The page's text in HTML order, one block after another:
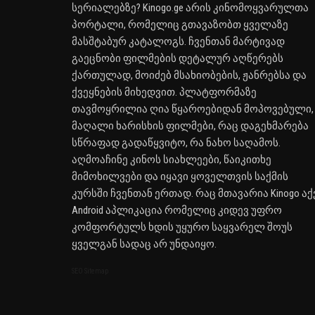
სერიალებზე? Kinogo.ge არის კინომოყვარულთა
პორტალი, რომელიც გთავაზობთ ყველაზე
მასშტაბურ კატალოგს. ჩვენთან მარტივად
გაეცნობი ფილმების დეტალურ აღწერებს
ქართულად, მოიძებ მსახიობების, ჟანრებსა და
ქვეყნების მიხედვით. პლატფორმაზე
თავმოყრილია ღია წყაროებიდან მოპოვებული,
მაღალი ხარისხის ფილმები, რაც დაგეხმარება
სწრაფად გადაწყვიტო, რა ნახო საღამოს.
აღმოაჩინე კინოს სიახლეები, წაიკითხე
მიმოხილვები და იყავი ყოველთვის საქმის
კურსში ჩვენთან ერთად. რაც მთავარია Kinogo
Android აპლიკაცია რომელიც კიდევ უფრო
კომფორტულს ხდის უყურო საყვარელ შოუს
ყველგან სადაც არ უნდაიყო.